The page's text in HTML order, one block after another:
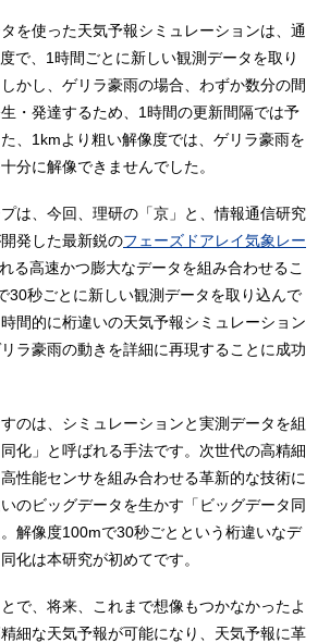
を使った天気予報シミュレーションは、通
で、1時間ごとに新しい観測データを取り
かし、ゲリラ豪雨の場合、わずか数分の間
・発達するため、1時間の更新間隔では予
、1kmより粗い解像度では、ゲリラ豪雨を
分に解像できませんでした。
は、今回、理研の「京」と、情報通信研究
発した最新鋭のフェーズドアレイ気象レー
る高速かつ膨大なデータを組み合わせるこ
30秒ごとに新しい観測データを取り込んで
間的に桁違いの天気予報シミュレーション
ラ豪雨の動きを詳細に再現することに成功
のは、シミュレーションと実測データを組
化」と呼ばれる手法です。次世代の高精細
性能センサを組み合わせる革新的な技術に
のビッグデータを生かす「ビッグデータ同
解像度100mで30秒ごとという桁違いなデ
化は本研究が初めてです。
で、将来、これまで想像もつかなかったよ
細な天気予報が可能になり、天気予報に革